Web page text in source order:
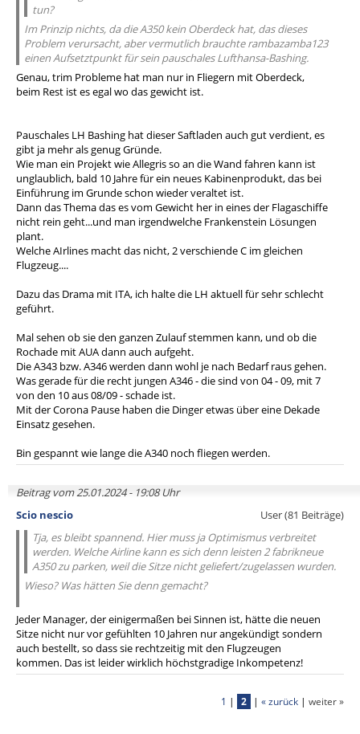
tun?
Im Prinzip nichts, da die A350 kein Oberdeck hat, das dieses
Problem verursacht, aber vermutlich brauchte rambazamba123
einen Aufsetztpunkt für sein pauschales Lufthansa-Bashing.
Genau, trim Probleme hat man nur in Fliegern mit Oberdeck,
beim Rest ist es egal wo das gewicht ist.
Pauschales LH Bashing hat dieser Saftladen auch gut verdient, es
gibt ja mehr als genug Gründe.
Wie man ein Projekt wie Allegris so an die Wand fahren kann ist
unglaublich, bald 10 Jahre für ein neues Kabinenprodukt, das bei
Einführung im Grunde schon wieder veraltet ist.
Dann das Thema das es vom Gewicht her in eines der Flagaschiffe
nicht rein geht...und man irgendwelche Frankenstein Lösungen
plant.
Welche AIrlines macht das nicht, 2 verschiende C im gleichen
Flugzeug....
Dazu das Drama mit ITA, ich halte die LH aktuell für sehr schlecht
geführt.
Mal sehen ob sie den ganzen Zulauf stemmen kann, und ob die
Rochade mit AUA dann auch aufgeht.
Die A343 bzw. A346 werden dann wohl je nach Bedarf raus gehen.
Was gerade für die recht jungen A346 - die sind von 04 - 09, mit 7
von den 10 aus 08/09 - schade ist.
Mit der Corona Pause haben die Dinger etwas über eine Dekade
Einsatz gesehen.
Bin gespannt wie lange die A340 noch fliegen werden.
Beitrag vom 25.01.2024 - 19:08 Uhr
Scio nescio
User (81 Beiträge)
Tja, es bleibt spannend. Hier muss ja Optimismus verbreitet
werden. Welche Airline kann es sich denn leisten 2 fabrikneue
A350 zu parken, weil die Sitze nicht geliefert/zugelassen wurden.
Wieso? Was hätten Sie denn gemacht?
Jeder Manager, der einigermaßen bei Sinnen ist, hätte die neuen
Sitze nicht nur vor gefühlten 10 Jahren nur angekündigt sondern
auch bestellt, so dass sie rechtzeitig mit den Flugzeugen
kommen. Das ist leider wirklich höchstgradige Inkompetenz!
1 | 2 | « zurück | weiter »